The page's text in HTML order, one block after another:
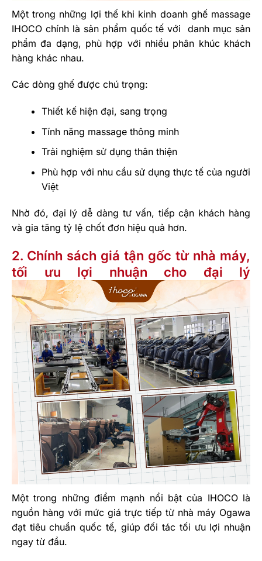
Một trong những lợi thế khi kinh doanh ghế massage
IHOCO chính là sản phẩm quốc tế với danh mục sản
phẩm đa dạng, phù hợp với nhiều phân khúc khách
hàng khác nhau.
Các dòng ghế được chú trọng:
Thiết kế hiện đại, sang trọng
Tính năng massage thông minh
Trải nghiệm sử dụng thân thiện
Phù hợp với nhu cầu sử dụng thực tế của người
Việt
Nhờ đó, đại lý dễ dàng tư vấn, tiếp cận khách hàng
và gia tăng tỷ lệ chốt đơn hiệu quả hơn.
2. Chính sách giá tận gốc từ nhà máy,
tối ưu lợi nhuận cho đại lý
Một trong những điểm mạnh nổi bật của IHOCO là
nguồn hàng với mức giá trực tiếp từ nhà máy Ogawa
đạt tiêu chuẩn quốc tế, giúp đối tác tối ưu lợi nhuận
ngay từ đầu.